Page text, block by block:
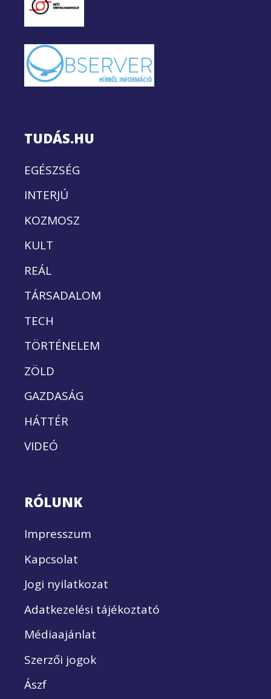
TUDÁS.HU
EGÉSZSÉG
INTERJÚ
KOZMOSZ
KULT
REÁL
TÁRSADALOM
TECH
TÖRTÉNELEM
ZÖLD
GAZDASÁG
HÁTTÉR
VIDEÓ
RÓLUNK
Impresszum
Kapcsolat
Jogi nyilatkozat
Adatkezelési tájékoztató
Médiaajánlat
Szerzői jogok
Ászf